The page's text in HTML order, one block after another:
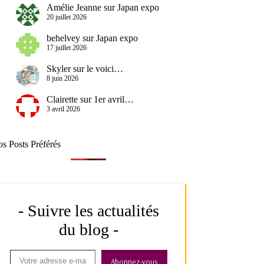
Amélie Jeanne surJapan expo
20 juillet 2026
behelvey surJapan expo
17 juillet 2026
Skylersurle voici…
8 juin 2026
Clairette sur 1er avril…
3 avril 2026
Posts Préférés
- Suivre les actualités
du blog -
Abonnez-vous